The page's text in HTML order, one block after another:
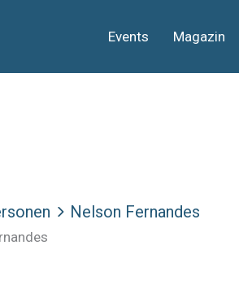
Events Magazin
Nelson Fernandes